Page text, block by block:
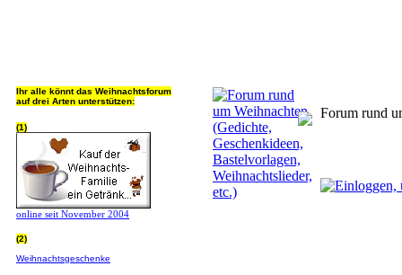
Ihr alle könnt das Weihnachtsforum
auf drei Arten unterstützen:
(1)
online seit November 2004
(2)
Weihnachtsgeschenke
Forum rund